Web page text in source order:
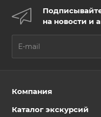
на новости и
Компания
Каталог экскурсий